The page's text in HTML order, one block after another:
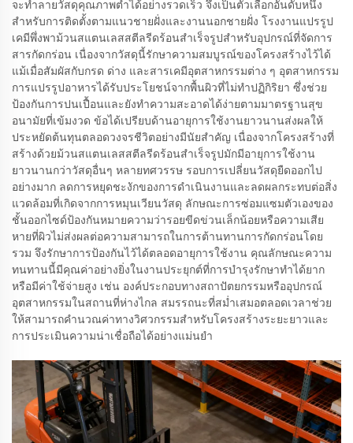
จะทำลายวัสดุคุณภาพต่ำได้อย่างรวดเร็ว จึงเป็นตัวเลือกอันดับหนึ่ง
สำหรับการติดตั้งตามแนวชายฝั่งและงานนอกชายฝั่ง โรงงานแปรรูป
เคมีพึ่งพาม้วนสแตนเลสสตีลรีดร้อนสำเร็จรูปสำหรับอุปกรณ์ที่จัดการ
สารกัดกร่อน เนื่องจากวัสดุนี้รักษาความสมบูรณ์ของโครงสร้างไว้ได้
แม้เมื่อสัมผัสกับกรด ด่าง และสารเคมีอุตสาหกรรมต่าง ๆ อุตสาหกรรม
การแปรรูปอาหารได้รับประโยชน์จากพื้นผิวที่ไม่ทำปฏิกิริยา ซึ่งช่วย
ป้องกันการปนเปื้อนและยังทำความสะอาดได้ง่ายตามมาตรฐานสุข
อนามัยที่เข้มงวด ข้อได้เปรียบด้านอายุการใช้งานยาวนานส่งผลให้
ประหยัดต้นทุนตลอดวงจรชีวิตอย่างมีนัยสำคัญ เนื่องจากโครงสร้างที่
สร้างด้วยม้วนสแตนเลสสตีลรีดร้อนสำเร็จรูปมักมีอายุการใช้งาน
ยาวนานกว่าวัสดุอื่นๆ หลายทศวรรษ รอบการเปลี่ยนวัสดุยืดออกไป
อย่างมาก ลดการหยุดชะงักของการดำเนินงานและลดผลกระทบต่อสิ่ง
แวดล้อมที่เกิดจากการหมุนเวียนวัสดุ ลักษณะการซ่อมแซมตัวเองของ
ชั้นออกไซด์ป้องกันหมายความว่ารอยขีดข่วนเล็กน้อยหรือความเสีย
หายที่ผิวไม่ส่งผลต่อความสามารถในการต้านทานการกัดกร่อนโดย
รวม จึงรักษาการป้องกันไว้ได้ตลอดอายุการใช้งาน คุณลักษณะความ
ทนทานนี้มีคุณค่าอย่างยิ่งในงานประยุกต์ที่การบำรุงรักษาทำได้ยาก
หรือมีค่าใช้จ่ายสูง เช่น องค์ประกอบทางสถาปัตยกรรมหรืออุปกรณ์
อุตสาหกรรมในสถานที่ห่างไกล สมรรถนะที่สม่ำเสมอตลอดเวลาช่วย
ให้สามารถคำนวณค่าทางวิศวกรรมสำหรับโครงสร้างระยะยาวและ
การประเมินความน่าเชื่อถือได้อย่างแม่นยำ